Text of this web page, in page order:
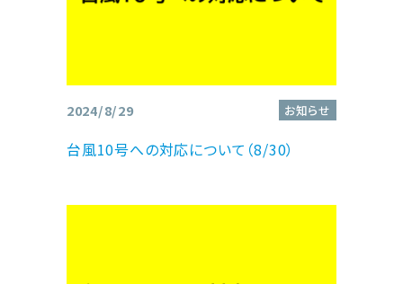
2024/8/29 お知らせ
台風10号への対応について（8/30）